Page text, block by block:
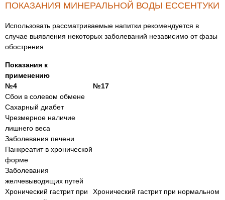
ПОКАЗАНИЯ МИНЕРАЛЬНОЙ ВОДЫ ЕССЕНТУКИ
Использовать рассматриваемые напитки рекомендуется в
случае выявления некоторых заболеваний независимо от фазы
обострения
Показания к
применению
№4
№17
Сбои в солевом обмене
Сахарный диабет
Чрезмерное наличие
лишнего веса
Заболевания печени
Панкреатит в хронической
форме
Заболевания
желчевыводящих путей
Хронический гастрит при
Хронический гастрит при нормальном